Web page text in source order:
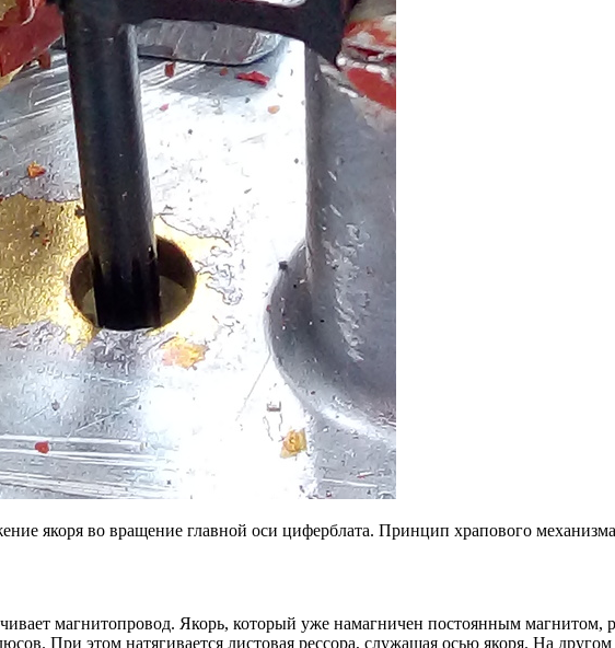
якоря во вращение главной оси циферблата. Принцип храпового
магнитопровод. Якорь, который уже намагничен постоянным магнитом,
При этом натягивается листовая рессора, служащая осью якоря. На